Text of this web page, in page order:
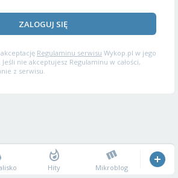
ZALOGUJ SIĘ
Regulaminu serwisu Wykop.pl w jego
nie akceptujesz Regulaminu w całości,
z serwisu.
Hity Mikroblog